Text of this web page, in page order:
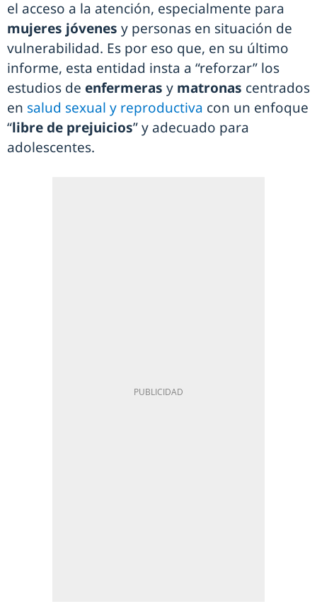
el acceso a la atención, especialmente para
mujeres jóvenes y personas en situación de
vulnerabilidad. Es por eso que, en su último
informe, esta entidad insta a “reforzar” los
estudios de enfermeras y matronas centrados
en salud sexual y reproductiva con un enfoque
“libre de prejuicios” y adecuado para
adolescentes.